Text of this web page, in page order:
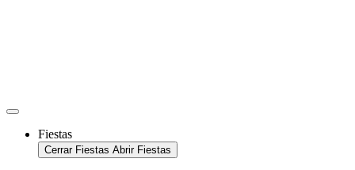
Fiestas
Cerrar Fiestas Abrir Fiestas